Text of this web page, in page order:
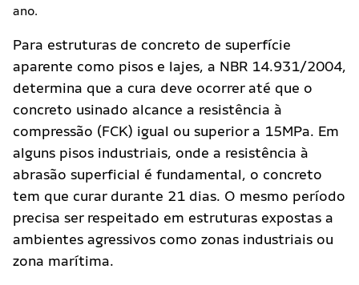
ano.
Para estruturas de concreto de superfície
aparente como pisos e lajes, a NBR 14.931/2004,
determina que a cura deve ocorrer até que o
concreto usinado alcance a resistência à
compressão (FCK) igual ou superior a 15MPa. Em
alguns pisos industriais, onde a resistência à
abrasão superficial é fundamental, o concreto
tem que curar durante 21 dias. O mesmo período
precisa ser respeitado em estruturas expostas a
ambientes agressivos como zonas industriais ou
zona marítima.